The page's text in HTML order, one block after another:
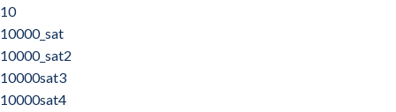
10
10000_sat
10000_sat2
10000sat3
10000sat4